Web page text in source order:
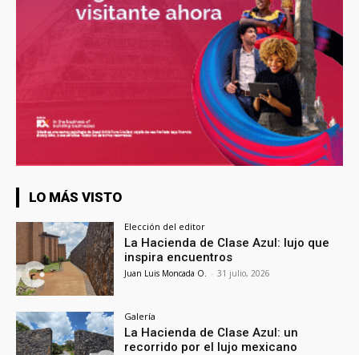
LO MÁS VISTO
Elección del editor
La Hacienda de Clase Azul: lujo que
inspira encuentros
Juan Luis Moncada O. - 31 julio, 2026
Galería
La Hacienda de Clase Azul: un
recorrido por el lujo mexicano